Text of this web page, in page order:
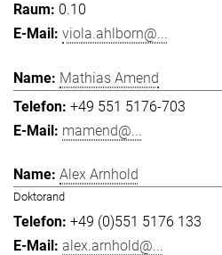
0.10
viola.ahlborn@...
Mathias Amend
+49 551 5176-703
mamend@...
Alex Arnhold
Doktorand
+49 (0)551 5176 133
alex.arnhold@...